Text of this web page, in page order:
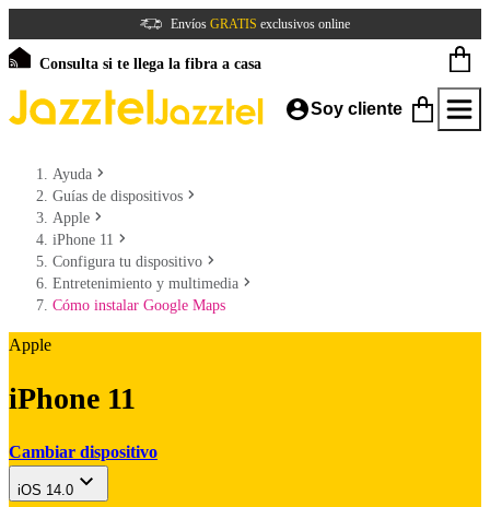
Envíos GRATIS exclusivos online
Consulta si te llega la fibra a casa
Soy cliente
Ayuda
Guías de dispositivos
Apple
iPhone 11
Configura tu dispositivo
Entretenimiento y multimedia
Cómo instalar Google Maps
Apple
iPhone 11
Cambiar dispositivo
iOS 14.0